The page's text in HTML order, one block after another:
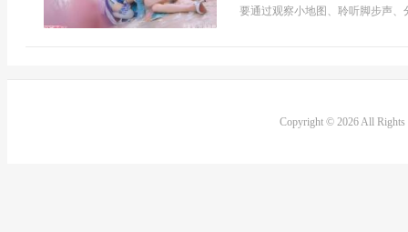
要通过观察小地图、聆听脚步声、
Copyright © 2026 All